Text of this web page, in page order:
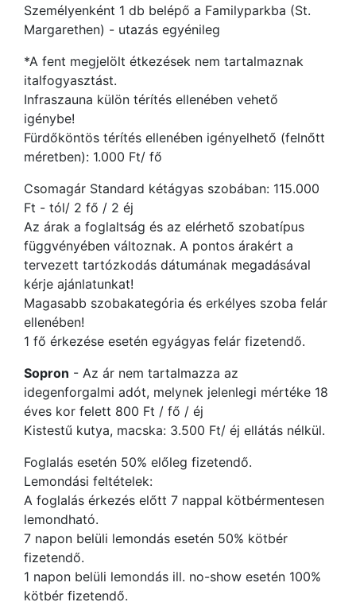
Személyenként 1 db belépő a Familyparkba (St.
Margarethen) - utazás egyénileg
*A fent megjelölt étkezések nem tartalmaznak
italfogyasztást.
Infraszauna külön térítés ellenében vehető
igénybe!
Fürdőköntös térítés ellenében igényelhető (felnőtt
méretben): 1.000 Ft/ fő
Csomagár Standard kétágyas szobában: 115.000
Ft - tól/ 2 fő / 2 éj
Az árak a foglaltság és az elérhető szobatípus
függvényében változnak. A pontos árakért a
tervezett tartózkodás dátumának megadásával
kérje ajánlatunkat!
Magasabb szobakategória és erkélyes szoba felár
ellenében!
1 fő érkezése esetén egyágyas felár fizetendő.
Sopron - Az ár nem tartalmazza az
idegenforgalmi adót, melynek jelenlegi mértéke 18
éves kor felett 800 Ft / fő / éj
Kistestű kutya, macska: 3.500 Ft/ éj ellátás nélkül.
Foglalás esetén 50% előleg fizetendő.
Lemondási feltételek:
A foglalás érkezés előtt 7 nappal kötbérmentesen
lemondható.
7 napon belüli lemondás esetén 50% kötbér
fizetendő.
1 napon belüli lemondás ill. no-show esetén 100%
kötbér fizetendő.